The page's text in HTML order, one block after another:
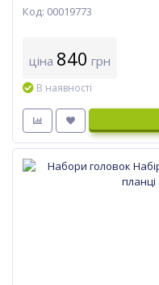
Код: 00019773
ціна 840 грн
В наявності